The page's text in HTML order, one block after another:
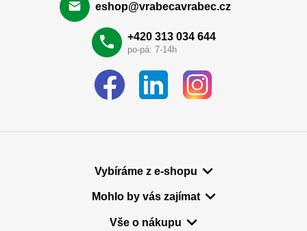
eshop@vrabecavrabec.cz
+420 313 034 644
po-pá: 7-14h
Vybíráme z e-shopu
Mohlo by vás zajímat
Vše o nákupu